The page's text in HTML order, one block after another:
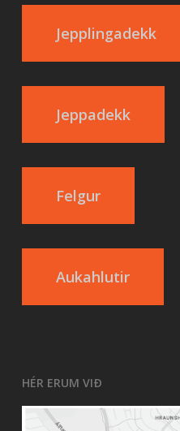
Jepplingadekk
Jeppadekk
Felgur
Aukahlutir
HÉR ERUM VIÐ